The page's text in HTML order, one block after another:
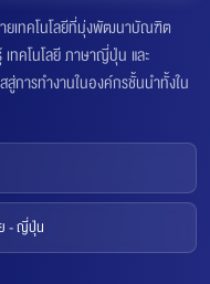
ยเทคโนโลยีที่มุ่งพัฒนาบัณฑิต
ทคโนโลยี ภาษาญี่ปุ่น และ
การทำงานในองค์กรชั้นนำทั้งใน
- ญี่ปุ่น